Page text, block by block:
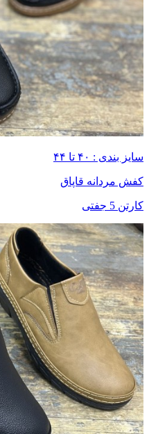
سایز بندی : ۴۰ تا ۴۴
کفش مردانه قاپاق
کارتن 5 جفتی